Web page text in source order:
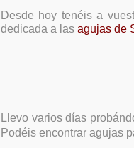
Desde hoy tenéis a
dedicada a las agujas de
Llevo varios días
Podéis encontrar agujas